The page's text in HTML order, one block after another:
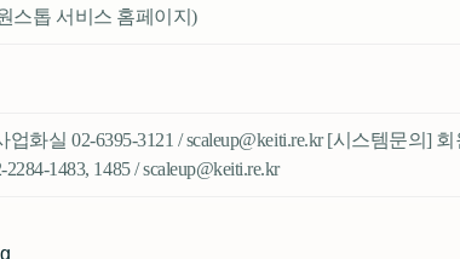
스톱 서비스 홈페이지)
화실 02-6395-3121 / scaleup@keiti.re.kr [시스템문의]
1483, 1485 / scaleup@keiti.re.kr